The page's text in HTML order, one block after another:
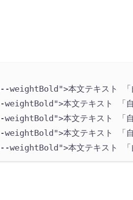
weightBold ">本文テキスト 「
">本文テキスト 「
">本文テキスト 「
">本文テキスト 「
weightBold ">本文テキスト 「